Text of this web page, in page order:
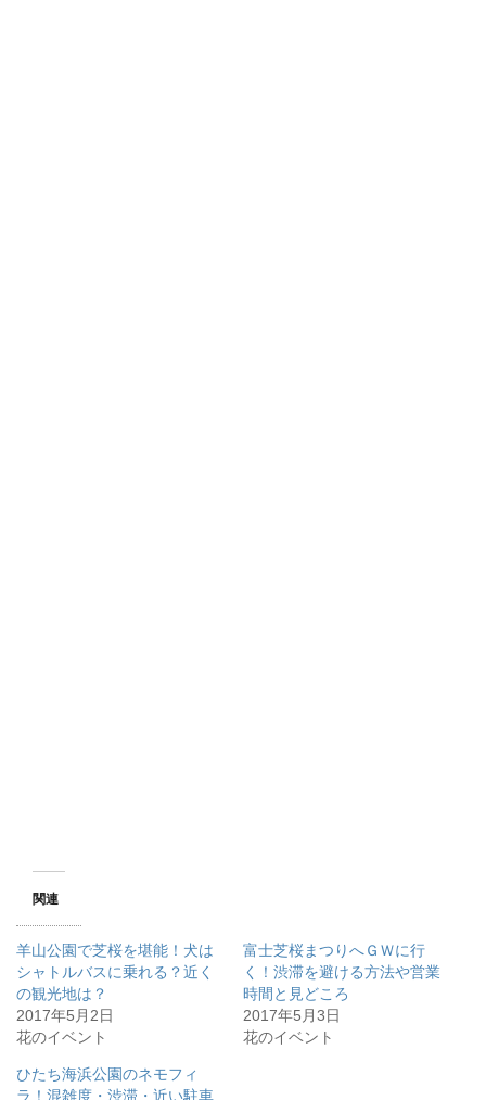
関連
羊山公園で芝桜を堪能！犬は
シャトルバスに乗れる？近く
の観光地は？
2017年5月2日
花のイベント
富士芝桜まつりへＧＷに行
く！渋滞を避ける方法や営業
時間と見どころ
2017年5月3日
花のイベント
ひたち海浜公園のネモフィ
ラ！混雑度・渋滞・近い駐車